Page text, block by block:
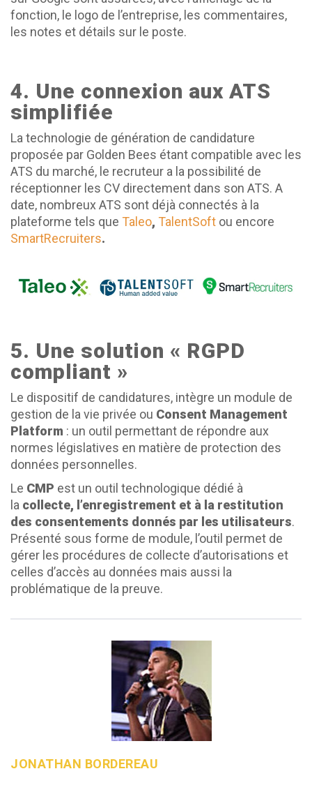
fonction, le logo de l’entreprise, les commentaires,
les notes et détails sur le poste.
4. Une connexion aux ATS
simplifiée
La technologie de génération de candidature
proposée par Golden Bees étant compatible avec les
ATS du marché, le recruteur a la possibilité de
réceptionner les CV directement dans son ATS. A
date, nombreux ATS sont déjà connectés à la
plateforme tels que Taleo, TalentSoft ou encore
SmartRecruiters.
5. Une solution « RGPD
compliant »
Le dispositif de candidatures, intègre un module de
gestion de la vie privée ou Consent Management
Platform : un outil permettant de répondre aux
normes législatives en matière de protection des
données personnelles.
Le CMP est un outil technologique dédié à
la collecte, l’enregistrement et à la restitution
des consentements donnés par les utilisateurs.
Présenté sous forme de module, l’outil permet de
gérer les procédures de collecte d’autorisations et
celles d’accès au données mais aussi la
problématique de la preuve.
JONATHAN BORDEREAU